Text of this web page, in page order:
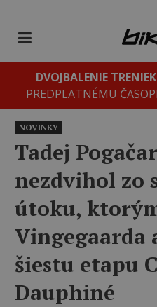
DVOJBALENIE
PREDPLATNÉMU
NOVINKY
Tadej
nezdvihol zo
útoku,
Vingegaarda
šiestu etapu
Dauphiné